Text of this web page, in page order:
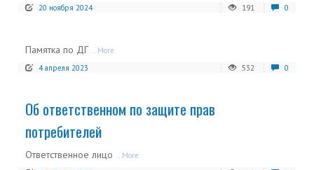
20 ноября 2024
191 0
Памятка по ДГ ...More
4 апреля 2023
532 0
Об ответственном по защите прав
потребителей
Ответственное лицо ...More